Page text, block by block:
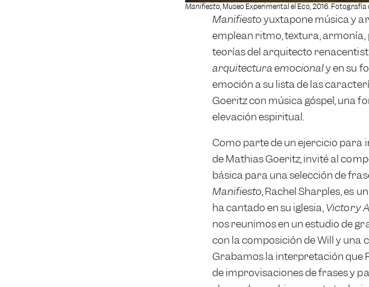
Manifiesto, Museo Experimental el Eco, 2016.
Manifiestoyuxtapone música y
emplean ritmo, textura,
teorías del arquitecto
arquitectura emocionaly en su
emoción a su lista de las
Goeritz con música góspel, una
elevación espiritual.
Como parte de un ejercicio
de Mathias Goeritz, invité al
básica para una selección de
Manifiesto, Rachel Sharples, es
ha cantado en su iglesia,Victory
nos reunimos en un estudio de
con la composición de Will y una
Grabamos la interpretación que
de improvisaciones de frases y